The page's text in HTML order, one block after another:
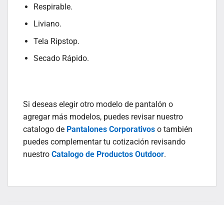
Respirable.
Liviano.
Tela Ripstop.
Secado Rápido.
Si deseas elegir otro modelo de pantalón o
agregar más modelos, puedes revisar nuestro
catalogo de Pantalones Corporativos o también
puedes complementar tu cotización revisando
nuestro Catalogo de Productos Outdoor.